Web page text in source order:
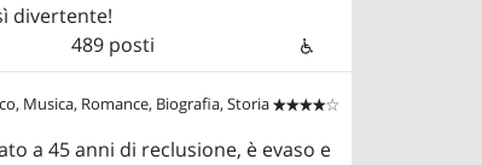
divertente!
489 posti
Musica, Romance, Biografia, Storia 

a 45 anni di reclusione, è evaso e